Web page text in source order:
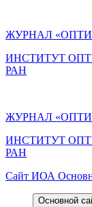
ЖУРНАЛ
ИНСТИТУТ
РАН
ЖУРНАЛ
ИНСТИТУТ
РАН
Cайт ИОА
Основной